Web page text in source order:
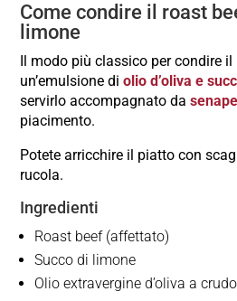
Come condire il roast
limone
Il modo più classico per condire
un’emulsione diolio d’oliva e
servirlo accompagnato dasenape
piacimento.
Potete arricchire il piatto con
rucola.
Ingredienti
Roast beef (affettato)
Succo di limone
Olio extravergine d’oliva a crudo